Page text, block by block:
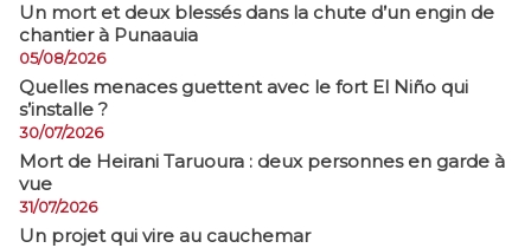
​Un mort et deux blessés dans la chute d’un engin de
chantier à Punaauia
05/08/2026
Quelles menaces guettent avec le fort El Niño qui
s’installe ?
30/07/2026
Mort de Heirani Taruoura : deux personnes en garde à
vue
31/07/2026
Un projet qui vire au cauchemar